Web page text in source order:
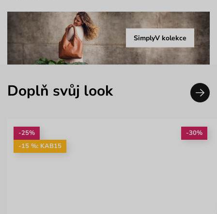
SimplyV kolekce
Doplň svůj look
-25%
-15 %: KAB15
-30%